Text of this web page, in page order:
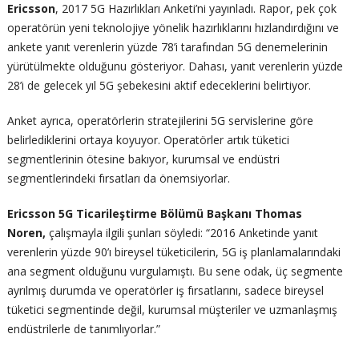
Ericsson, 2017 5G Hazırlıkları Anketi’ni yayınladı. Rapor, pek çok
operatörün yeni teknolojiye yönelik hazırlıklarını hızlandırdığını ve
ankete yanıt verenlerin yüzde 78’i tarafından 5G denemelerinin
yürütülmekte olduğunu gösteriyor. Dahası, yanıt verenlerin yüzde
28’i de gelecek yıl 5G şebekesini aktif edeceklerini belirtiyor.
Anket ayrıca, operatörlerin stratejilerini 5G servislerine göre
belirlediklerini ortaya koyuyor. Operatörler artık tüketici
segmentlerinin ötesine bakıyor, kurumsal ve endüstri
segmentlerindeki fırsatları da önemsiyorlar.
Ericsson 5G Ticarileştirme Bölümü Başkanı Thomas
Noren, çalışmayla ilgili şunları söyledi: “2016 Anketinde yanıt
verenlerin yüzde 90’ı bireysel tüketicilerin, 5G iş planlamalarındaki
ana segment olduğunu vurgulamıştı. Bu sene odak, üç segmente
ayrılmış durumda ve operatörler iş fırsatlarını, sadece bireysel
tüketici segmentinde değil, kurumsal müşteriler ve uzmanlaşmış
endüstrilerle de tanımlıyorlar.”